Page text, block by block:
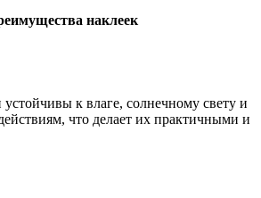
наклеек
к влаге, солнечному свету и
что делает их практичными и